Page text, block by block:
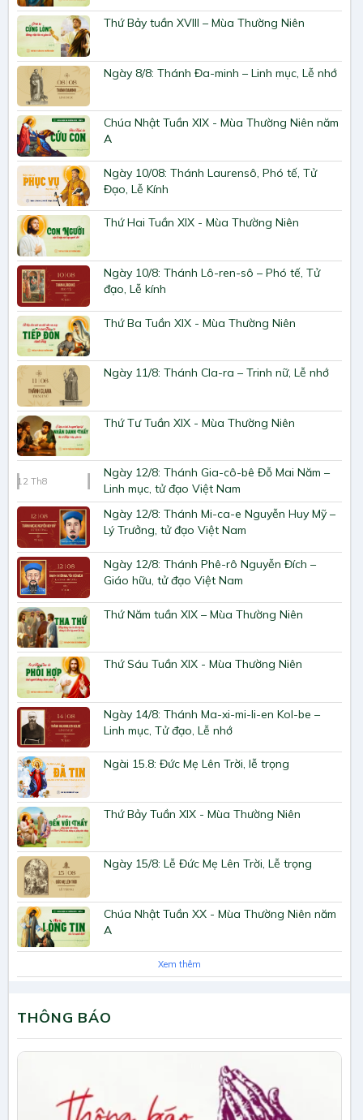
Thứ Bảy tuần XVIII – Mùa Thường Niên
Ngày 8/8: Thánh Đa-minh – Linh mục, Lễ nhớ
Chúa Nhật Tuần XIX - Mùa Thường Niên năm
A
Ngày 10/08: Thánh Laurensô, Phó tế, Tử
Đạo, Lễ Kính
Thứ Hai Tuần XIX - Mùa Thường Niên
Ngày 10/8: Thánh Lô-ren-sô – Phó tế, Tử
đạo, Lễ kính
Thứ Ba Tuần XIX - Mùa Thường Niên
Ngày 11/8: Thánh Cla-ra – Trinh nữ, Lễ nhớ
Thứ Tư Tuần XIX - Mùa Thường Niên
12 Th8
Ngày 12/8: Thánh Gia-cô-bê Đỗ Mai Năm –
Linh mục, tử đạo Việt Nam
Ngày 12/8: Thánh Mi-ca-e Nguyễn Huy Mỹ –
Lý Trưởng, tử đạo Việt Nam
Ngày 12/8: Thánh Phê-rô Nguyễn Đích –
Giáo hữu, tử đạo Việt Nam
Thứ Năm tuần XIX – Mùa Thường Niên
Thứ Sáu Tuần XIX - Mùa Thường Niên
Ngày 14/8: Thánh Ma-xi-mi-li-en Kol-be –
Linh mục, Tử đạo, Lễ nhớ
Ngài 15.8: Đức Mẹ Lên Trời, lễ trọng
Thứ Bảy Tuần XIX - Mùa Thường Niên
Ngày 15/8: Lễ Đức Mẹ Lên Trời, Lễ trọng
Chúa Nhật Tuần XX - Mùa Thường Niên năm
A
Xem thêm
THÔNG BÁO